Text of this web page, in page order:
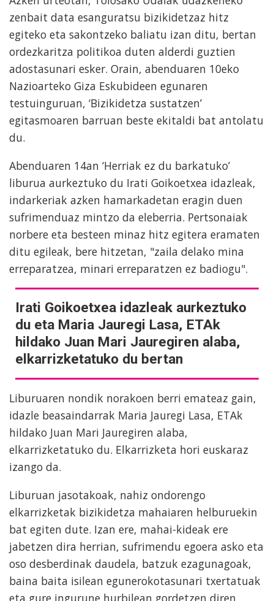
zenbait data esanguratsu bizikidetzaz hitz
egiteko eta sakontzeko baliatu izan ditu, bertan
ordezkaritza politikoa duten alderdi guztien
adostasunari esker. Orain, abenduaren 10eko
Nazioarteko Giza Eskubideen egunaren
testuinguruan, ‘Bizikidetza sustatzen’
egitasmoaren barruan beste ekitaldi bat antolatu
du.
Abenduaren 14an ‘Herriak ez du barkatuko’
liburua aurkeztuko du Irati Goikoetxea idazleak,
indarkeriak azken hamarkadetan eragin duen
sufrimenduaz mintzo da eleberria. Pertsonaiak
norbere eta besteen minaz hitz egitera eramaten
ditu egileak, bere hitzetan, "zaila delako mina
erreparatzea, minari erreparatzen ez badiogu".
Irati Goikoetxea idazleak aurkeztuko
du eta Maria Jauregi Lasa, ETAk
hildako Juan Mari Jauregiren alaba,
elkarrizketatuko du bertan
Liburuaren nondik norakoen berri emateaz gain,
idazle beasaindarrak Maria Jauregi Lasa, ETAk
hildako Juan Mari Jauregiren alaba,
elkarrizketatuko du. Elkarrizketa hori euskaraz
izango da.
Liburuan jasotakoak, nahiz ondorengo
elkarrizketak bizikidetza mahaiaren helburuekin
bat egiten dute. Izan ere, mahai-kideak ere
jabetzen dira herrian, sufrimendu egoera asko eta
oso desberdinak daudela, batzuk ezagunagoak,
baina baita isilean egunerokotasunari txertatuak
eta gure ingurune hurbilean gordetzen diren